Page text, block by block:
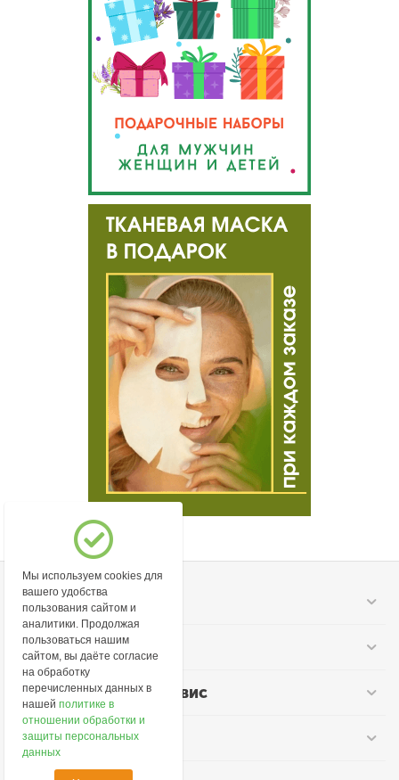
Моя учетная запись
Информация
Покупательский сервис
Контакты
Мы используем cookies для
вашего удобства
пользования сайтом и
аналитики. Продолжая
пользоваться нашим
сайтом, вы даёте согласие
на обработку
перечисленных данных в
нашейполитике в
отношении обработки и
защиты персональных
данных